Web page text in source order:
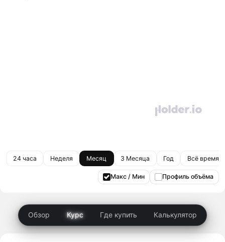
24 часа Неделя Месяц 3 Месяца Год Всё время
Макс / Мин Профиль объёма
Обзор Курс Где купить Калькулятор